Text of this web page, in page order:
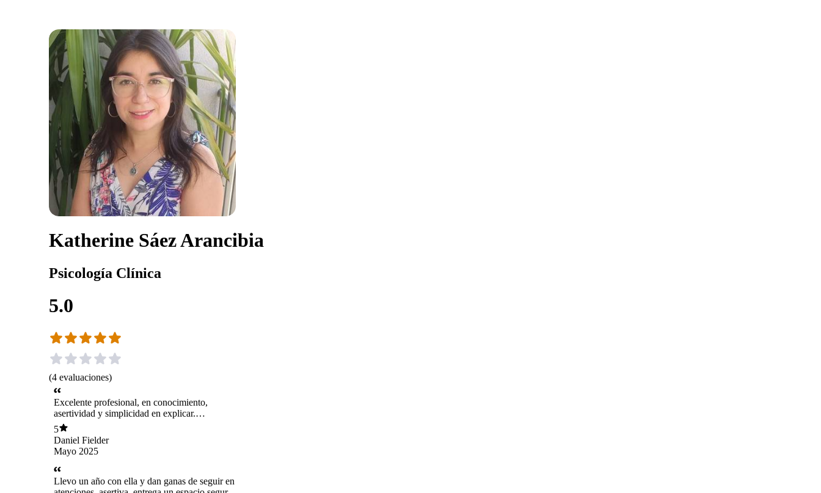
Katherine Sáez Arancibia
Psicología Clínica
5.0
(4 evaluaciones)
Excelente profesional, en conocimiento,
asertividad y simplicidad en explicar.
Disposición en todo momento.
5
Daniel Fielder
Mayo 2025
Llevo un año con ella y dan ganas de seguir en